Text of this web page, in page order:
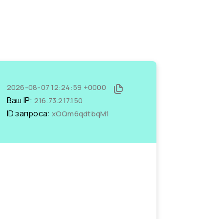
2026-08-07 12:24:59 +0000
Ваш IP: 216.73.217.150
ID запроса: xOQm6qdtbqM1